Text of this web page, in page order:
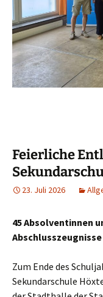
Feierliche
23. Juli 2026
45 Absolventinnen
Abschlusszeugnisse
Zum Ende des
Sekundarschule